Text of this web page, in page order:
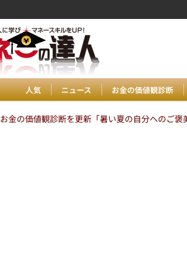
人気 ニュース お金の価値観診断
お金の価値観診断を更新「暑い夏の自分へのご